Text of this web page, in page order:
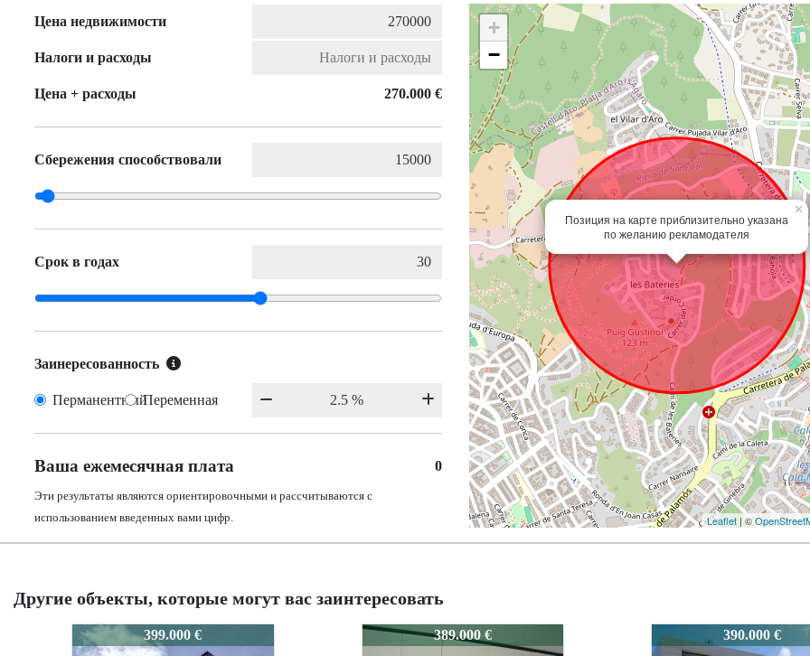
Цена недвижимости
Налоги и расходы
Цена + расходы 270.000 €
Сбережения способствовали
Срок в годах
Заинересованность
ПерманентныйПеременная
Ваша ежемесячная плата 0
Эти результаты являются ориентировочными и рассчитываются с
использованием введенных вами цифр.
Позиция на карте приблизительно указана
по желанию рекламодателя
×
+
−
Leaflet | ©
Другие объекты, которые могут вас заинтересовать
0141C
389.000 € 0141C 390.000 € 0141C 295.000 €